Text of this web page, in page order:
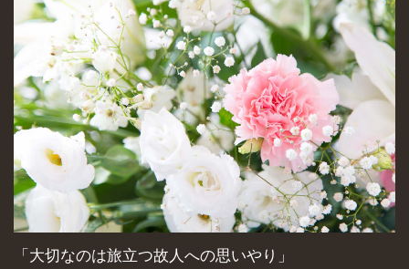
「大切なのは旅立つ故人への思いやり」